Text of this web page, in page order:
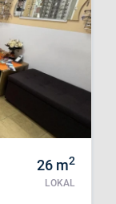
26 m2
LOKAL